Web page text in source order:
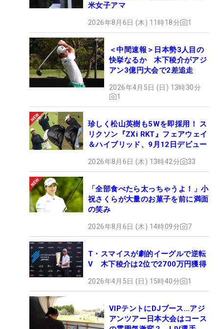
米女子アマ
2026年8月6日 (木) 11時18分 1
＜中間速報＞日本勢3人目の
快挙なるか 木下稜介がアジ
アン3億円大会で2差追走
2026年4月5日 (日) 13時30分
1
珍しく松山英樹も5Wを即採用！ ス
リクソン『ZXi RKT』フェアウェイ
＆ハイブリッド、9月12日デビュー
2026年8月6日 (木) 13時42分 33
「全部食べたら太っちゃうよ！」小
祝さくらが大量のお菓子を前に満面
の笑み
2026年8月6日 (木) 14時09分 7
T・スマイスが劇的イーグルで逆転
V 木下稜介は2位で2700万円獲得
2026年4月5日 (日) 15時40分 1
VIPテントにDJブース…アジ
アンツアー日本大会はコース